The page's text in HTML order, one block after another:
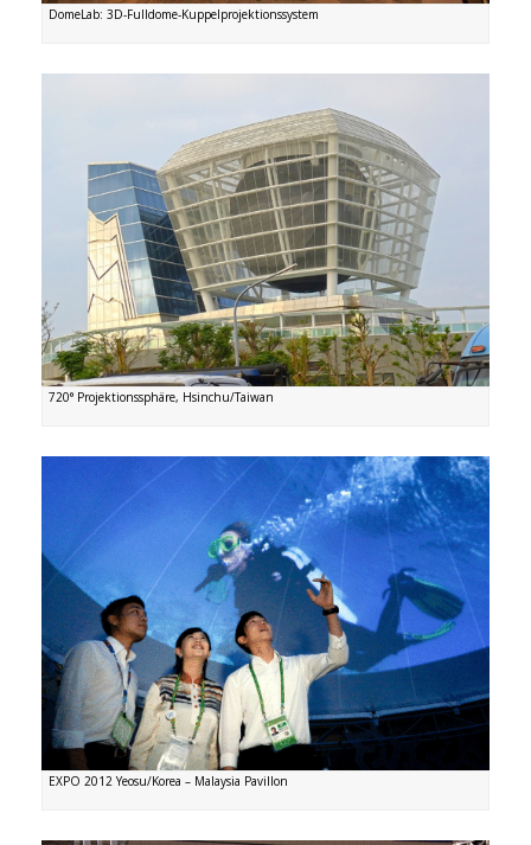
DomeLab: 3D-Fulldome-Kuppelprojektionssystem
720° Projektionssphäre, Hsinchu/Taiwan
EXPO 2012 Yeosu/Korea – Malaysia Pavillon